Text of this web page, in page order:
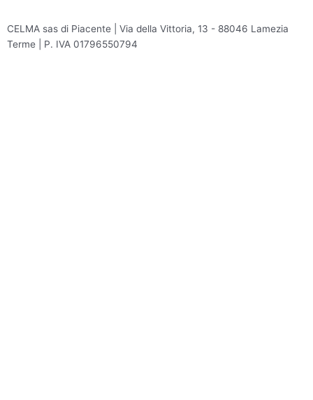
CELMA sas di Piacente | Via della Vittoria, 13 - 88046 Lamezia
Terme | P. IVA 01796550794